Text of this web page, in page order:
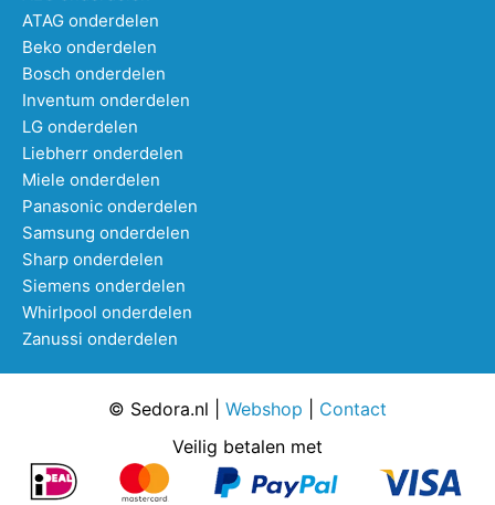
ATAG onderdelen
Beko onderdelen
Bosch onderdelen
Inventum onderdelen
LG onderdelen
Liebherr onderdelen
Miele onderdelen
Panasonic onderdelen
Samsung onderdelen
Sharp onderdelen
Siemens onderdelen
Whirlpool onderdelen
Zanussi onderdelen
© Sedora.nl | Webshop
Contact
Veilig betalen met